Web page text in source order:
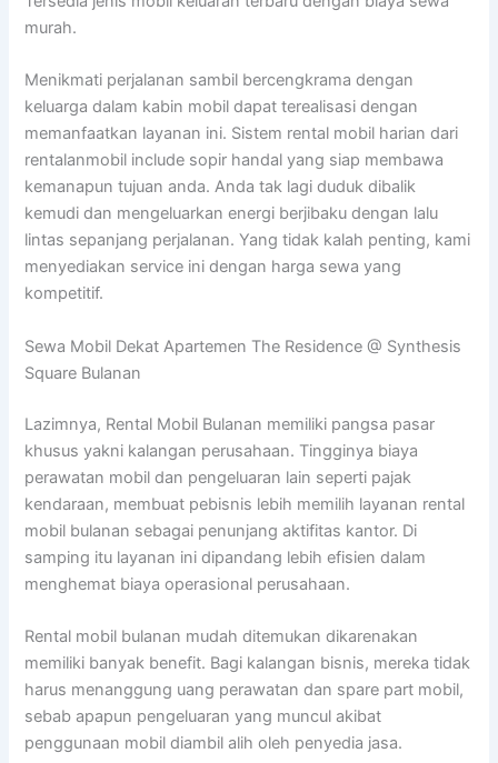
murah.
Menikmati perjalanan sambil bercengkrama dengan
keluarga dalam kabin mobil dapat terealisasi dengan
memanfaatkan layanan ini. Sistem rental mobil harian dari
rentalanmobil include sopir handal yang siap membawa
kemanapun tujuan anda. Anda tak lagi duduk dibalik
kemudi dan mengeluarkan energi berjibaku dengan lalu
lintas sepanjang perjalanan. Yang tidak kalah penting, kami
menyediakan service ini dengan harga sewa yang
kompetitif.
Sewa Mobil Dekat Apartemen The Residence @ Synthesis
Square Bulanan
Lazimnya, Rental Mobil Bulanan memiliki pangsa pasar
khusus yakni kalangan perusahaan. Tingginya biaya
perawatan mobil dan pengeluaran lain seperti pajak
kendaraan, membuat pebisnis lebih memilih layanan rental
mobil bulanan sebagai penunjang aktifitas kantor. Di
samping itu layanan ini dipandang lebih efisien dalam
menghemat biaya operasional perusahaan.
Rental mobil bulanan mudah ditemukan dikarenakan
memiliki banyak benefit. Bagi kalangan bisnis, mereka tidak
harus menanggung uang perawatan dan spare part mobil,
sebab apapun pengeluaran yang muncul akibat
penggunaan mobil diambil alih oleh penyedia jasa.